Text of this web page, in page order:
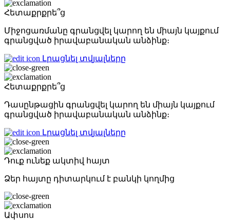
Հետաքրքրե՞ց
Միջոցառմանը գրանցվել կարող են միայն կայքում
գրանցված իրավաբանական անձինք։
Լրացնել տվյալները
Հետաքրքրե՞ց
Դասընթացին գրանցվել կարող են միայն կայքում
գրանցված իրավաբանական անձինք։
Լրացնել տվյալները
Դուք ունեք ակտիվ հայտ
Ձեր հայտը դիտարկում է բանկի կողմից
Ափսոս